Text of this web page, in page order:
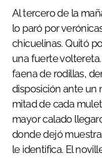
Al tercero de la
lo paró por
chicuelinas. Quitó
una fuerte
faena de rodillas,
disposición ante un
mitad de cada
mayor calado
donde dejó
le identifica. El